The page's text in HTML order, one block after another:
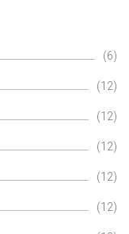
(6)
(12)
(12)
(12)
(12)
(12)